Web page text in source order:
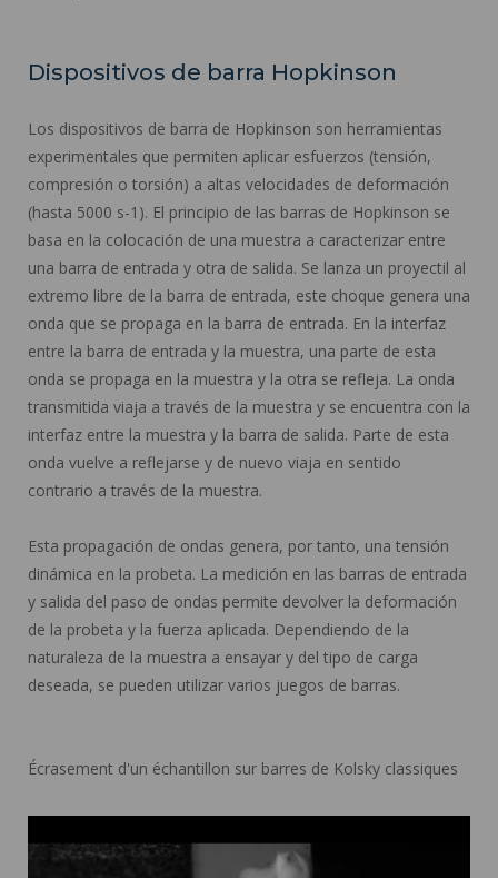
Dispositivos de barra Hopkinson
Los dispositivos de barra de Hopkinson son herramientas
experimentales que permiten aplicar esfuerzos (tensión,
compresión o torsión) a altas velocidades de deformación
(hasta 5000 s-1). El principio de las barras de Hopkinson se
basa en la colocación de una muestra a caracterizar entre
una barra de entrada y otra de salida. Se lanza un proyectil al
extremo libre de la barra de entrada, este choque genera una
onda que se propaga en la barra de entrada. En la interfaz
entre la barra de entrada y la muestra, una parte de esta
onda se propaga en la muestra y la otra se refleja. La onda
transmitida viaja a través de la muestra y se encuentra con la
interfaz entre la muestra y la barra de salida. Parte de esta
onda vuelve a reflejarse y de nuevo viaja en sentido
contrario a través de la muestra.
Esta propagación de ondas genera, por tanto, una tensión
dinámica en la probeta. La medición en las barras de entrada
y salida del paso de ondas permite devolver la deformación
de la probeta y la fuerza aplicada. Dependiendo de la
naturaleza de la muestra a ensayar y del tipo de carga
deseada, se pueden utilizar varios juegos de barras.
Écrasement d'un échantillon sur barres de Kolsky classiques